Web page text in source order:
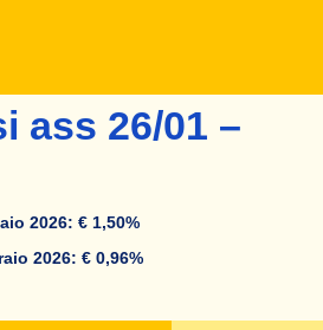
ass 26/01 –
2026: € 1,50%
2026: € 0,96%